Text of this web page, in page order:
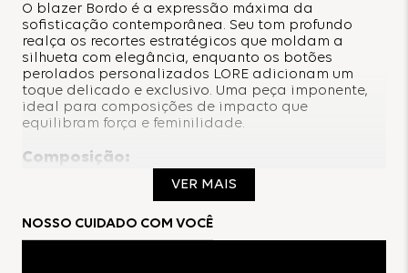
O blazer Bordo é a expressão máxima da
sofisticação contemporânea. Seu tom profundo
realça os recortes estratégicos que moldam a
silhueta com elegância, enquanto os botões
perolados personalizados LORE adicionam um
toque delicado e exclusivo. Uma peça imponente,
ideal para composições de impacto que
equilibram força e feminilidade.
Composição:
VER MAIS
NOSSO CUIDADO COM VOCÊ